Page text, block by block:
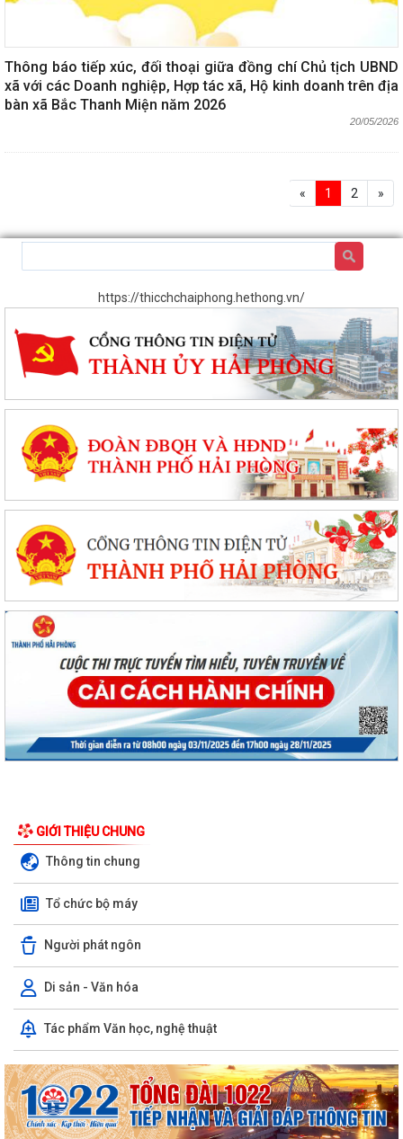
Thông báo tiếp xúc, đối thoại giữa đồng chí Chủ tịch UBND
xã với các Doanh nghiệp, Hợp tác xã, Hộ kinh doanh trên địa
bàn xã Bắc Thanh Miện năm 2026
20/05/2026
« 1 2 »
https://thicchchaiphong.hethong.vn/
GIỚI THIỆU CHUNG
Thông tin chung
Tổ chức bộ máy
Người phát ngôn
Di sản - Văn hóa
Tác phẩm Văn học, nghệ thuật